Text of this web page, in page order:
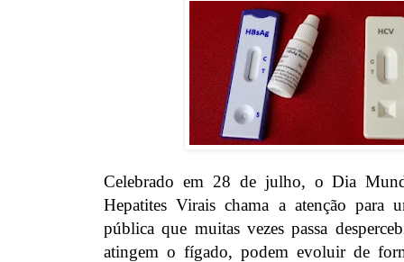
Celebrado em 28 de julho, o Dia
Hepatites Virais chama a atenção para
pública que muitas vezes passa
atingem o fígado, podem evoluir de